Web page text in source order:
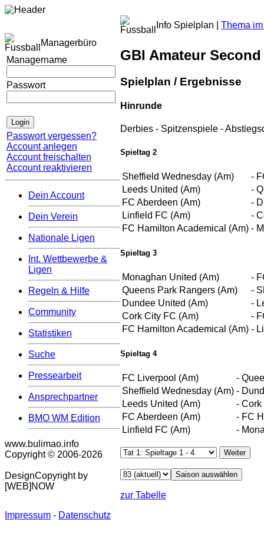
Managerbüro
Managername
Passwort
Passwort vergessen?
Account anlegen
Account freischalten
Account reaktivieren
Dein Account
Dein Verein
Nationale Ligen
Int. Wettbewerbe &
Ligen
Regeln & Hilfe
Community
Statistiken
Suche
Pressearbeit
Ansprechpartner
BMO WM Edition
www.bulimao.info
Copyright © 2006-2026
DesignCopyright by
[WEB]NOW
Info Spielplan | Thema
GBI Amateur
Spielplan / Ergebnisse
Hinrunde
Derbies - Spitzenspiele -
Spieltag 2
Sheffield Wednesday (Am) -
Leeds United (Am)
-
FC Aberdeen (Am)
-
Linfield FC (Am)
-
FC Hamilton Academical (Am) -
Spieltag 3
Monaghan United (Am) -
Queens Park Rangers (Am)
-
Dundee United (Am)
-
Cork City FC (Am)
-
FC Hamilton Academical (Am) -
Spieltag 4
FC Liverpool (Am) -
Sheffield Wednesday (Am) -
Leeds United (Am)
- Cork
FC Aberdeen (Am)
- FC
Linfield FC (Am)
-
zur Tabelle
Impressum - Datenschutz